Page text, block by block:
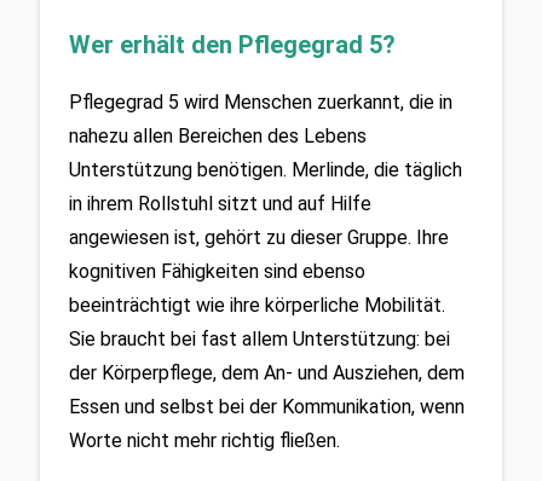
Wer erhält den Pflegegrad 5?
Pflegegrad 5 wird Menschen zuerkannt, die in
nahezu allen Bereichen des Lebens
Unterstützung benötigen. Merlinde, die täglich
in ihrem Rollstuhl sitzt und auf Hilfe
angewiesen ist, gehört zu dieser Gruppe. Ihre
kognitiven Fähigkeiten sind ebenso
beeinträchtigt wie ihre körperliche Mobilität.
Sie braucht bei fast allem Unterstützung: bei
der Körperpflege, dem An- und Ausziehen, dem
Essen und selbst bei der Kommunikation, wenn
Worte nicht mehr richtig fließen.